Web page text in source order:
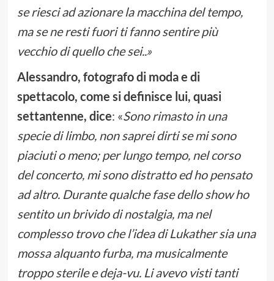
se riesci ad azionare la macchina del tempo,
ma se ne resti fuori ti fanno sentire più
vecchio di quello che sei..»
Alessandro, fotografo di moda e di
spettacolo, come si definisce lui, quasi
settantenne, dice: «Sono rimasto in una
specie di limbo, non saprei dirti se mi sono
piaciuti o meno; per lungo tempo, nel corso
del concerto, mi sono distratto ed ho pensato
ad altro. Durante qualche fase dello show ho
sentito un brivido di nostalgia, ma nel
complesso trovo che l’idea di Lukather sia una
mossa alquanto furba, ma musicalmente
troppo sterile e deja-vu. Li avevo visti tanti